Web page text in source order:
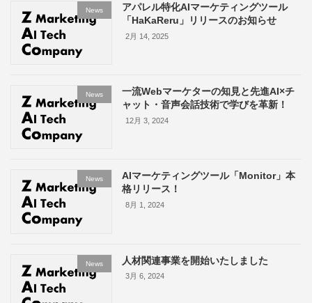
News
アパレル特化AIマーケティングツール
「HaKaReru」リリースのお知らせ
2月 14, 2025
News
一流Webマーケターの知見と先進AI×チ
ャット・音声会話技術で学びを革新！
12月 3, 2024
News
AIマーケティングツール「Monitor」本
格リリース！
8月 1, 2024
News 人材関連事業を開始いたしました
3月 6, 2024